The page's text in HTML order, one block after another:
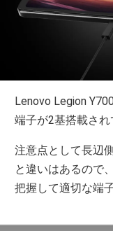
Lenovo Legion
端子が2基搭載され
注意点として長辺
と違いはあるので
把握して適切な端